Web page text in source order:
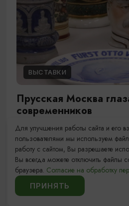
ВЫСТАВКИ
Прусская Москва
современников
01.01.2026 - 31.12.2026,
18:00 (касса - до 17:00)
Калининград, ул.
1 ...
Для улучшения работы сайта и его
пользователями мы используем
работу с сайтом, Вы разрешаете
Вы всегда можете отключить файлы
браузера. Согласие на обработку
ПРИНЯТЬ